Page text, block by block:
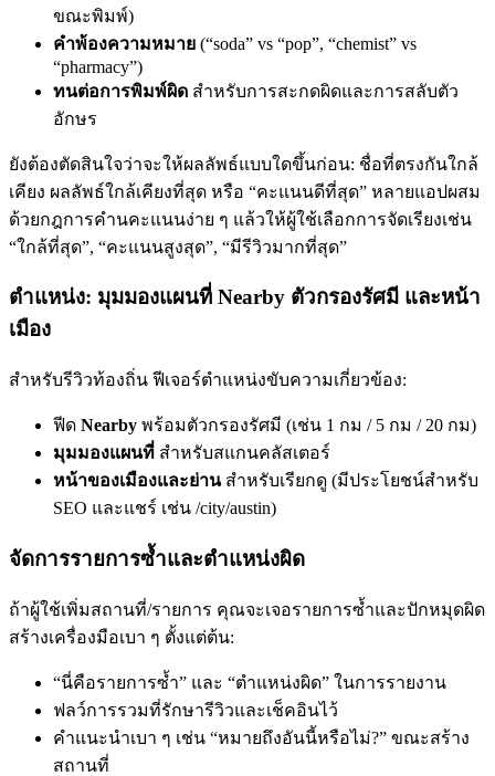
ขณะพิมพ์)
คำพ้องความหมาย (“soda” vs “pop”, “chemist” vs
“pharmacy”)
ทนต่อการพิมพ์ผิด สำหรับการสะกดผิดและการสลับตัว
อักษร
ยังต้องตัดสินใจว่าจะให้ผลลัพธ์แบบใดขึ้นก่อน: ชื่อที่ตรงกันใกล้
เคียง ผลลัพธ์ใกล้เคียงที่สุด หรือ “คะแนนดีที่สุด” หลายแอปผสม
ด้วยกฎการคำนคะแนนง่าย ๆ แล้วให้ผู้ใช้เลือกการจัดเรียงเช่น
“ใกล้ที่สุด”, “คะแนนสูงสุด”, “มีรีวิวมากที่สุด”
ตำแหน่ง: มุมมองแผนที่ Nearby ตัวกรองรัศมี และหน้า
เมือง
สำหรับรีวิวท้องถิ่น ฟีเจอร์ตำแหน่งขับความเกี่ยวข้อง:
ฟีด Nearby พร้อมตัวกรองรัศมี (เช่น 1 กม / 5 กม / 20 กม)
มุมมองแผนที่ สำหรับสแกนคลัสเตอร์
หน้าของเมืองและย่านสำหรับเรียกดู (มีประโยชน์สำหรับ
SEO และแชร์ เช่น /city/austin)
จัดการรายการซ้ำและตำแหน่งผิด
ถ้าผู้ใช้เพิ่มสถานที่/รายการ คุณจะเจอรายการซ้ำและปักหมุดผิด
สร้างเครื่องมือเบา ๆ ตั้งแต่ต้น:
“นี่คือรายการซ้ำ” และ “ตำแหน่งผิด” ในการรายงาน
ฟลว์การรวมที่รักษารีวิวและเช็คอินไว้
คำแนะนำเบา ๆ เช่น “หมายถึงอันนี้หรือไม่?” ขณะสร้าง
สถานที่